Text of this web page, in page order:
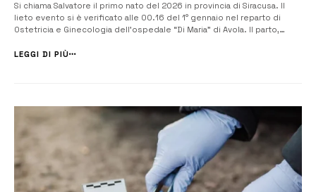
Si chiama Salvatore il primo nato del 2026 in provincia di Siracusa. Il
lieto evento si è verificato alle 00.16 del 1° gennaio nel reparto di
Ostetricia e Ginecologia dell’ospedale “Di Maria” di Avola. Il parto,
Rosario Zarbo. Il neonato pesa 3,330 chilogrammi […]...
LEGGI DI PIÙ